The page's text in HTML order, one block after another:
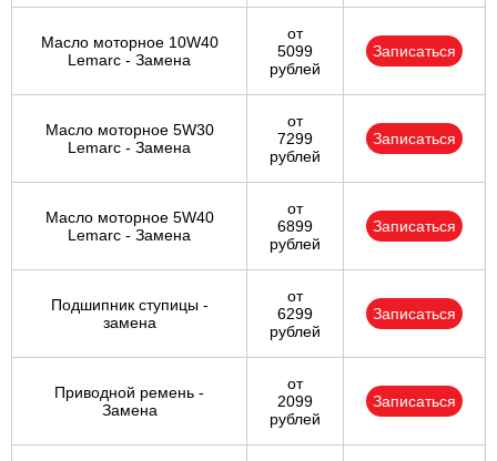
Масло моторное 10W40
Lemarc - Замена
от
5099
рублей
Записаться
Масло моторное 5W30
Lemarc - Замена
от
7299
рублей
Записаться
Масло моторное 5W40
Lemarc - Замена
от
6899
рублей
Записаться
Подшипник ступицы -
замена
от
6299
рублей
Записаться
Приводной ремень -
Замена
от
2099
рублей
Записаться